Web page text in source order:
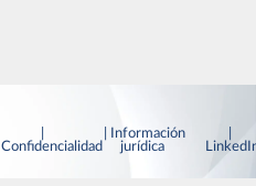
Confidencialidad
| Información
jurídica